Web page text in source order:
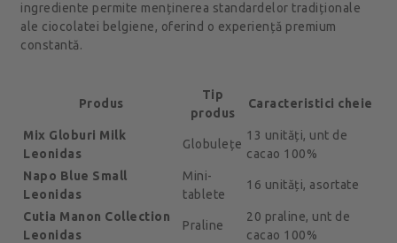
ingrediente permite menținerea standardelor tradiționale
ale ciocolatei belgiene, oferind o experiență premium
constantă.
Produs
Tip
produs
Caracteristici cheie
Mix Globuri Milk
Leonidas
Globulețe
13 unități, unt de
cacao 100%
Napo Blue Small
Leonidas
Mini-
tablete
16 unități, asortate
Cutia Manon Collection
Leonidas
Praline
20 praline, unt de
cacao 100%